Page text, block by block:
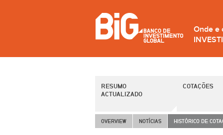
Onde e
RESUMO
ACTUALIZADO
COTAÇÕES
OVERVIEW NOTÍCIAS HISTÓRICO DE